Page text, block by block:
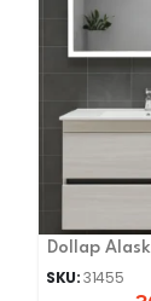
Dollap
SKU:31455